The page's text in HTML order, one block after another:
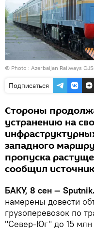
© Photo : Azerbaijan Railways
Подписаться
Стороны
устранению на
западного
пропуска
сообщил
БАКУ, 8 сен — Sputnik.
намерены довести
грузоперевозок по
"Север-Юг" до 15 млн